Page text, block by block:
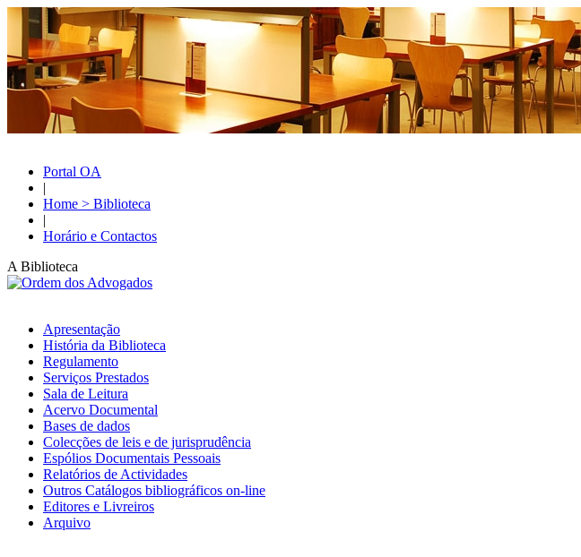
Portal OA
|
Home > Biblioteca
|
Horário e Contactos
A Biblioteca
Apresentação
História da Biblioteca
Regulamento
Serviços Prestados
Sala de Leitura
Acervo Documental
Bases de dados
Colecções de leis e de jurisprudência
Espólios Documentais Pessoais
Relatórios de Actividades
Outros Catálogos bibliográficos on-line
Editores e Livreiros
Arquivo